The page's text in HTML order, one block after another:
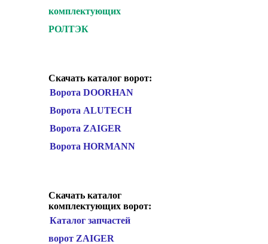
комплектующих
РОЛТЭК
Скачать каталог ворот:
Ворота DOORHAN
Ворота ALUTECH
Ворота ZAIGER
Ворота HORMANN
Скачать каталог
комплектующих ворот:
Каталог запчастей
ворот ZAIGER